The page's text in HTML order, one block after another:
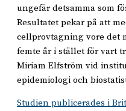
ungefär detsamma som
Resultatet pekar på att
cellprovtagning vore det
femte år i stället för vart
Miriam Elfström vid
epidemiologi och
Studien publicerades i